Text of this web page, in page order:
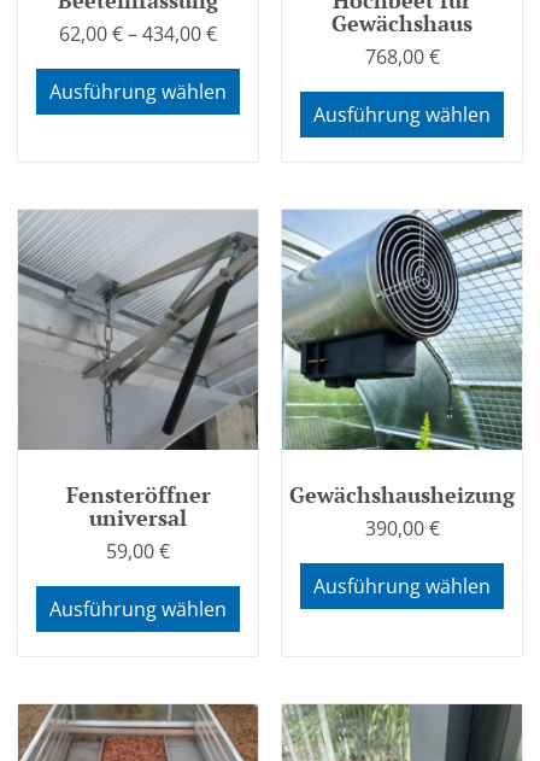
62,00€–434,00€
Ausführung wählen
Gewächshaus
768,00€
Ausführung wählen
Fensteröffner
universal
59,00€
Ausführung wählen
Gewächshausheizung
390,00€
Ausführung wählen